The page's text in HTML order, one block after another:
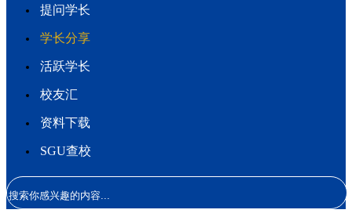
提问学长
学长分享
活跃学长
校友汇
资料下载
SGU查校